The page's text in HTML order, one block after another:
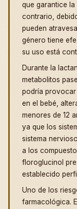
que garantice
contrario,
pueden
género tiene
su uso está
Durante la
metabolitos
podría provocar
en el bebé,
menores de 12
ya que los
sistema
a los
floroglucinol
establecido
Uno de los
farmacológica.